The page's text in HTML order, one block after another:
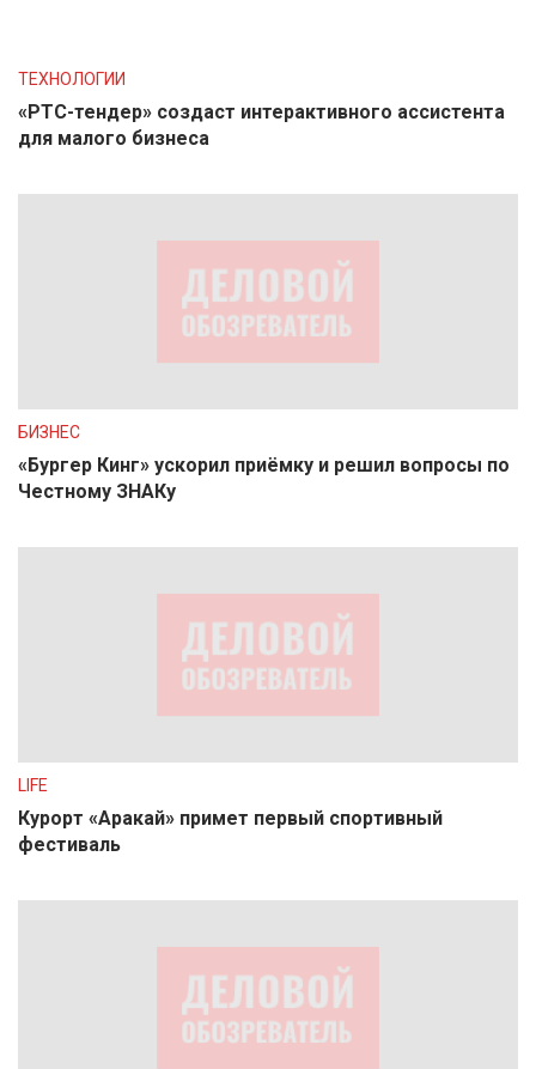
ТЕХНОЛОГИИ
«РТС-тендер» создаст интерактивного ассистента
для малого бизнеса
БИЗНЕС
«Бургер Кинг» ускорил приёмку и решил вопросы по
Честному ЗНАКу
LIFE
Курорт «Аракай» примет первый спортивный
фестиваль